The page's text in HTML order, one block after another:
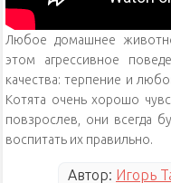
Любое домашнее
этом агрессивное
качества: терпение и
Котята очень хорошо
повзрослев, они всегда
воспитать их правильно.
Автор: Игорь